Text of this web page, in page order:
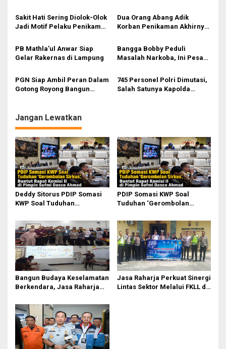
p
o
s
Sakit Hati Sering Diolok-Olok
Jadi Motif Pelaku Penikaman
Dua Orang Abang Adik
Korban Penikaman Akhirnya
PB Mathla’ul Anwar Siap
Gelar Rakernas di Lampung
Bangga Bobby Peduli
Masalah Narkoba, Ini Pesan
PGN Siap Ambil Peran Dalam
Gotong Royong Bangun
745 Personel Polri Dimutasi,
Salah Satunya Kapolda
Jangan Lewatkan
Deddy Sitorus PDIP Somasi
KWP Soal Tuduhan
Rapat Komisi II Dipimpin
Sufmi Dasco Ahmad
PDIP Somasi KWP Soal
Tuduhan ‘Gerombolan
II Dipimpin Sufmi Dasco
Ahmad
Bangun Budaya Keselamatan
Berkendara, Jasa Raharja
Pasifik Medan Industri
Jasa Raharja Perkuat Sinergi
Lintas Sektor Melalui FKLL di